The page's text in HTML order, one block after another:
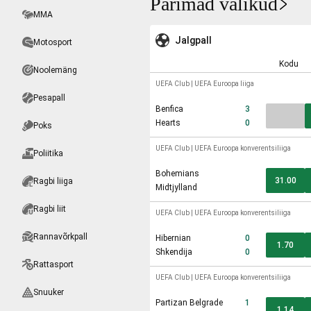
MMA
Motosport
Noolemäng
Pesapall
Poks
Poliitika
Ragbi liiga
Ragbi liit
Rannavõrkpall
Rattasport
Snuuker
Jalgpall
Kodu
UEFA Club UEFA Euroopa liiga
Benfica
Hearts
3
0
UEFA Club UEFA Euroopa konverentsiliiga
Bohemians
Midtjylland
31.00
UEFA Club UEFA Euroopa konverentsiliiga
Hibernian
Shkendija
0
0
1.70
UEFA Club UEFA Euroopa konverentsiliiga
Partizan Belgrade
1